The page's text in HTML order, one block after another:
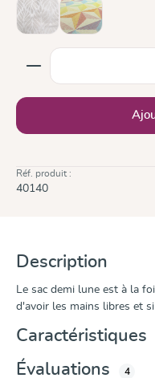
Trias Creme Linen
(Cette option n'est pas
Zephyr
Quantité de produit
Réf. produit :
40140
Description
Le sac demi lune est à la
d'avoir les mains libres et
Caractéristiques
Évaluations
4